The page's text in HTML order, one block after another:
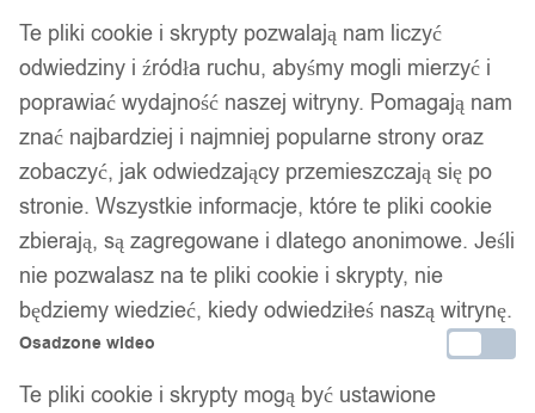
SEJF ZABAWKA DLA DZIECI
Te pliki cookie i skrypty pozwalają nam liczyć
odwiedziny i źródła ruchu, abyśmy mogli mierzyć i
poprawiać wydajność naszej witryny. Pomagają nam
znać najbardziej i najmniej popularne strony oraz
zobaczyć, jak odwiedzający przemieszczają się po
stronie. Wszystkie informacje, które te pliki cookie
zbierają, są zagregowane i dlatego anonimowe. Jeśli
nie pozwalasz na te pliki cookie i skrypty, nie
będziemy wiedzieć, kiedy odwiedziłeś naszą witrynę.
Osadzone wideo
Te pliki cookie i skrypty mogą być ustawione